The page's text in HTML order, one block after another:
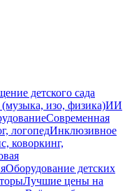
детского сада
изо, физика)ИИ
Современная
логопедИнклюзивное
коворкинг,
Оборудование детских
Лучшие цены на